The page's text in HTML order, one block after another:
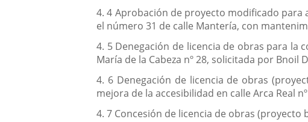
4. 4 Aprobación de proyecto modificado
el número 31 de calle Mantería, con
4. 5 Denegación de licencia de obras para
María de la Cabeza nº 28, solicitada por Bnoil
4. 6 Denegación de licencia de obras
mejora de la accesibilidad en calle Arca Real
4. 7 Concesión de licencia de obras (proyecto